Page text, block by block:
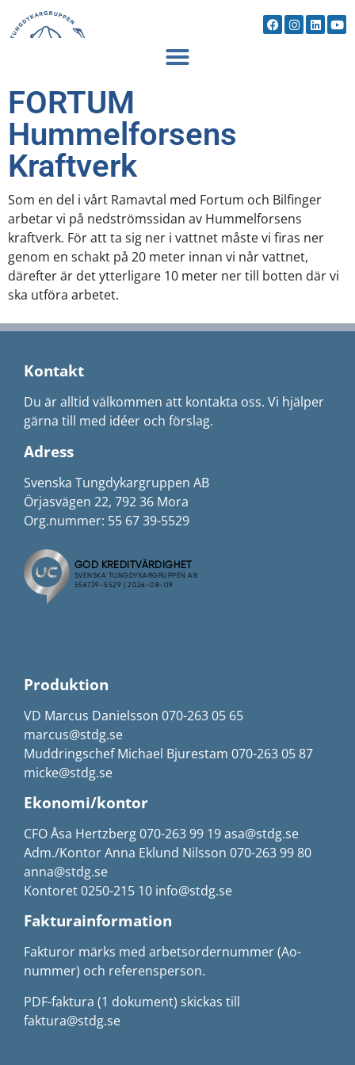
FORTUM
Hummelforsens
Kraftverk
Som en del i vårt Ramavtal med Fortum och Bilfinger
arbetar vi på nedströmssidan av Hummelforsens
kraftverk. För att ta sig ner i vattnet måste vi firas ner
genom en schakt på 20 meter innan vi når vattnet,
därefter är det ytterligare 10 meter ner till botten där vi
ska utföra arbetet.
Kontakt
Du är alltid välkommen att kontakta oss. Vi hjälper
gärna till med idéer och förslag.
Adress
Svenska Tungdykargruppen AB
Örjasvägen 22, 792 36 Mora
Org.nummer: 55 67 39-5529
Produktion
VD Marcus Danielsson 070-263 05 65
marcus@stdg.se
Muddringschef Michael Bjurestam 070-263 05 87
micke@stdg.se
Ekonomi/kontor
CFO Åsa Hertzberg 070-263 99 19 asa@stdg.se
Adm./Kontor Anna Eklund Nilsson 070-263 99 80
anna@stdg.se
Kontoret 0250-215 10 info@stdg.se
Fakturainformation
Fakturor märks med arbetsordernummer (Ao-
nummer) och referensperson.
PDF-faktura (1 dokument) skickas till
faktura@stdg.se